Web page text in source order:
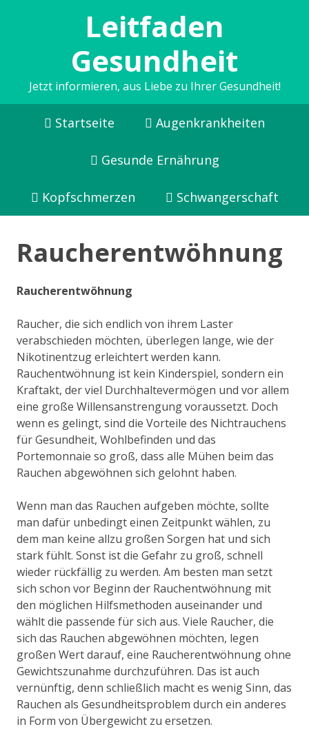
Leitfaden
Gesundheit
Jetzt informieren, aus Liebe zu Ihrer Gesundheit!
Startseite Augenkrankheiten
Gesunde Ernährung
Kopfschmerzen Schwangerschaft
Raucherentwöhnung
Raucherentwöhnung
Raucher, die sich endlich von ihrem Laster
verabschieden möchten, überlegen lange, wie der
Nikotinentzug erleichtert werden kann.
Rauchentwöhnung ist kein Kinderspiel, sondern ein
Kraftakt, der viel Durchhaltevermögen und vor allem
eine große Willensanstrengung voraussetzt. Doch
wenn es gelingt, sind die Vorteile des Nichtrauchens
für Gesundheit, Wohlbefinden und das
Portemonnaie so groß, dass alle Mühen beim das
Rauchen abgewöhnen sich gelohnt haben.
Wenn man das Rauchen aufgeben möchte, sollte
man dafür unbedingt einen Zeitpunkt wählen, zu
dem man keine allzu großen Sorgen hat und sich
stark fühlt. Sonst ist die Gefahr zu groß, schnell
wieder rückfällig zu werden. Am besten man setzt
sich schon vor Beginn der Rauchentwöhnung mit
den möglichen Hilfsmethoden auseinander und
wählt die passende für sich aus. Viele Raucher, die
sich das Rauchen abgewöhnen möchten, legen
großen Wert darauf, eine Raucherentwöhnung ohne
Gewichtszunahme durchzuführen. Das ist auch
vernünftig, denn schließlich macht es wenig Sinn, das
Rauchen als Gesundheitsproblem durch ein anderes
in Form von Übergewicht zu ersetzen.